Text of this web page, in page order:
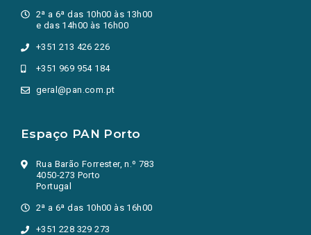
2ª a 6ª das 10h00 às 13h00
e das 14h00 às 16h00
+351 213 426 226
+351 969 954 184
geral@pan.com.pt
Espaço PAN Porto
Rua Barão Forrester, n.º 783
4050-273 Porto
Portugal
2ª a 6ª das 10h00 às 16h00
+351 228 329 273